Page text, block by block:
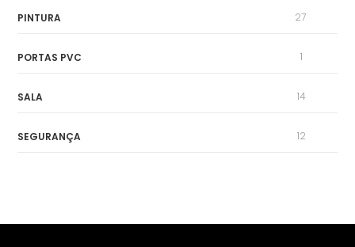
PINTURA 27
PORTAS PVC 1
SALA 14
SEGURANÇA 12